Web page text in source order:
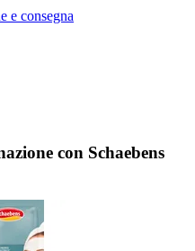
e consegna
con Schaebens